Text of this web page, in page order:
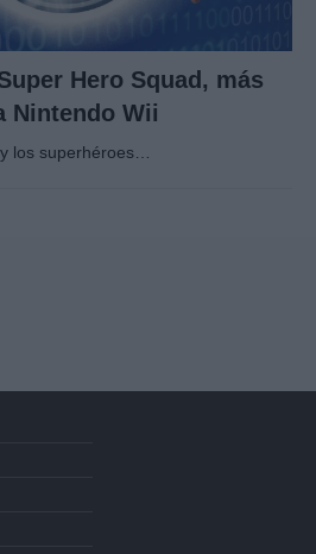
Hero Squad, más
Nintendo Wii
los superhéroes…